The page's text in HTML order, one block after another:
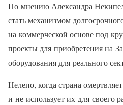
По мнению Александра
стать механизмом
на коммерческой основе под
проекты для приобретения на
оборудования для реального
Нелепо, когда страна
и не использует их для своего